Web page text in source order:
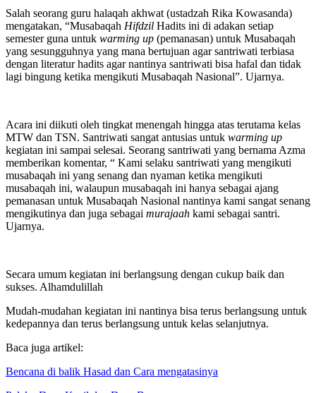
Salah seorang guru halaqah akhwat (ustadzah Rika Kowasanda)
mengatakan, “MusabaqahHifdzil Hadits ini di adakan setiap
semester guna untukwarming up(pemanasan) untuk Musabaqah
yang sesungguhnya yang mana bertujuan agar santriwati terbiasa
dengan literatur hadits agar nantinya santriwati bisa hafal dan tidak
Acara ini diikuti oleh tingkat menengah hingga atas terutama kelas
MTW dan TSN. Santriwati sangat antusias untukwarming up
kegiatan ini sampai selesai. Seorang santriwati yang bernama Azma
memberikan komentar, “ Kami selaku santriwati yang mengikuti
musabaqah ini yang senang dan nyaman ketika mengikuti
musabaqah ini, walaupun musabaqah ini hanya sebagai ajang
pemanasan untuk Musabaqah Nasional nantinya kami sangat senang
mengikutinya dan juga sebagai
Secara umum kegiatan ini berlangsung dengan cukup baik dan
Mudah-mudahan kegiatan ini nantinya bisa terus berlangsung untuk